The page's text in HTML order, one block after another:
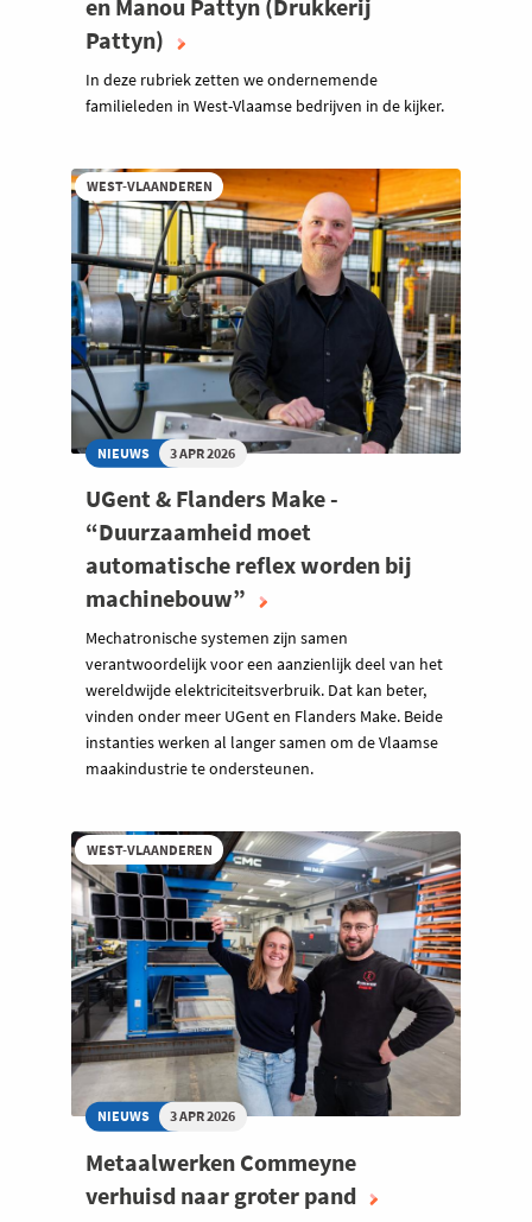
en Manou Pattyn (Drukkerij
Pattyn)
In deze rubriek zetten we ondernemende
familieleden in West-Vlaamse bedrijven in de kijker.
WEST-VLAANDEREN
NIEUWS 3 APR 2026
UGent & Flanders Make -
“Duurzaamheid moet
automatische reflex worden bij
machinebouw”
Mechatronische systemen zijn samen
verantwoordelijk voor een aanzienlijk deel van het
wereldwijde elektriciteitsverbruik. Dat kan beter,
vinden onder meer UGent en Flanders Make. Beide
instanties werken al langer samen om de Vlaamse
maakindustrie te ondersteunen.
WEST-VLAANDEREN
NIEUWS 3 APR 2026
Metaalwerken Commeyne
verhuisd naar groter pand